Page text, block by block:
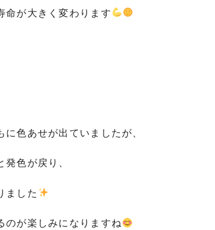
命が大きく変わります
色あせが出ていましたが、
色が戻り、
ました
のが楽しみになりますね